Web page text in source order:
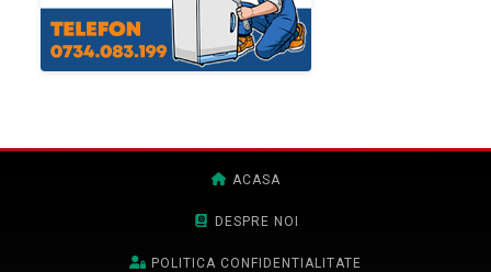
ACASA
DESPRE NOI
POLITICA CONFIDENTIALITATE